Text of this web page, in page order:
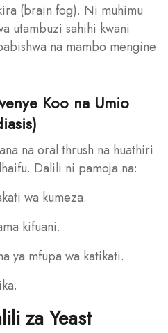
(brain fog). Ni muhimu
utambuzi sahihi kwani
na mambo mengine
Koo na Umio
na oral thrush na huathiri
Dalili ni pamoja na:
wa kumeza.
kifuani.
ya mfupa wa katikati.
za Yeast